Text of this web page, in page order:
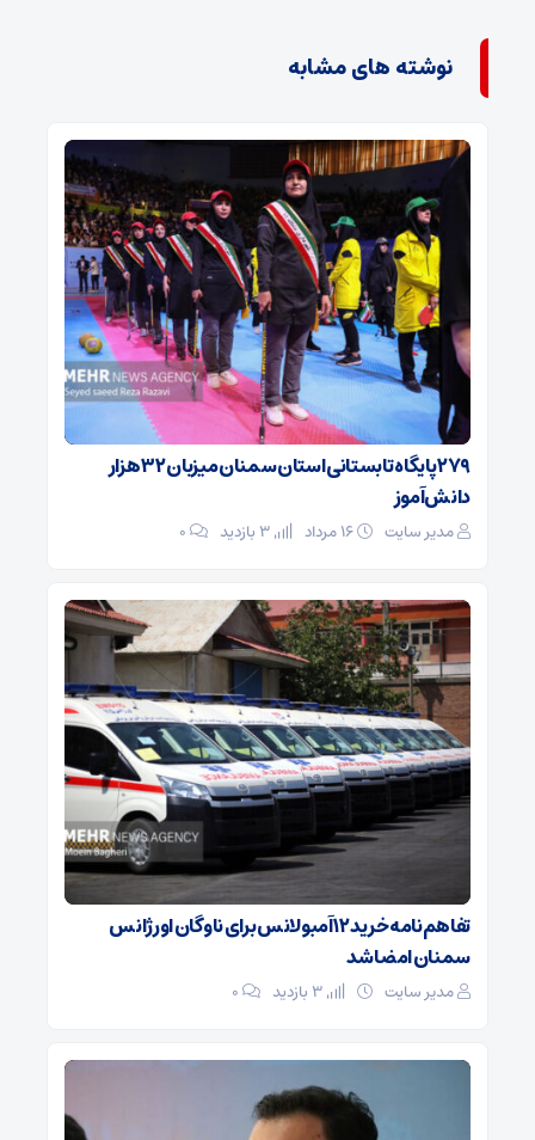
نوشته های مشابه
۲۷۹ پایگاه تابستانی استان سمنان میزبان ۳۲ هزار
دانش‌آموز
مدیر سایت ۰
تفاهم‌نامه خرید ۱۲ آمبولانس برای ناوگان اورژانس
سمنان امضا شد
مدیر سایت ۰